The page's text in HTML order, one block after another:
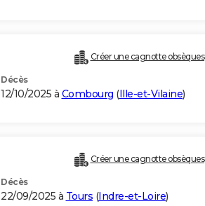
Créer une cagnotte obsèques
Décès
12/10/2025 à Combourg (Ille-et-Vilaine)
Créer une cagnotte obsèques
Décès
22/09/2025 à Tours (Indre-et-Loire)